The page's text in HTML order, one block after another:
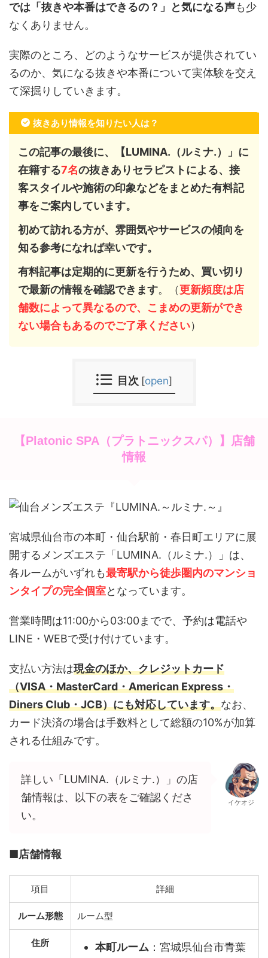
では「抜きや本番はできるの？」と気になる声も少
なくありません。
実際のところ、どのようなサービスが提供されてい
るのか、気になる抜きや本番について実体験を交え
て深掘りしていきます。
抜きあり情報を知りたい人は？
この記事の最後に、【LUMINA.（ルミナ.）」に
在籍する7名の抜きありセラピストによる、接
客スタイルや施術の印象などをまとめた有料記
事をご案内しています。
初めて訪れる方が、雰囲気やサービスの傾向を
知る参考になれば幸いです。
有料記事は定期的に更新を行うため、買い切り
で最新の情報を確認できます。（更新頻度は店
舗数によって異なるので、こまめの更新ができ
ない場合もあるのでご了承ください）
目次 [open]
【Platonic SPA（プラトニックスパ）】店舗
情報
宮城県仙台市の本町・仙台駅前・春日町エリアに展
開するメンズエステ「LUMINA.（ルミナ.）」は、
各ルームがいずれも最寄駅から徒歩圏内のマンショ
ンタイプの完全個室となっています。
営業時間は11:00から03:00までで、予約は電話や
LINE・WEBで受け付けています。
支払い方法は現金のほか、クレジットカード
（VISA・MasterCard・American Express・
Diners Club・JCB）にも対応しています。なお、
カード決済の場合は手数料として総額の10%が加算
される仕組みです。
詳しい「LUMINA.（ルミナ.）」の店
舗情報は、以下の表をご確認くださ
い。
イケオジ
■店舗情報
項目 詳細
ルーム形態 ルーム型
住所 本町ルーム ：宮城県仙台市青葉